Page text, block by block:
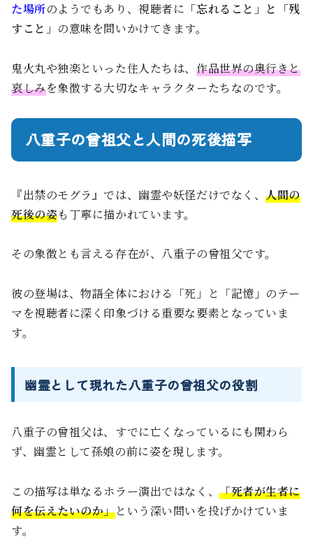
た場所のようでもあり、視聴者に 「忘れること」と「残
すこと」 の意味を問いかけてきます。
鬼火丸や独楽といった住人たちは、 作品世界の奥行きと
哀しみを象徴する大切なキャラクターたちなのです。
八重子の曾祖父と人間の死後描写
『出禁のモグラ』では、幽霊や妖怪だけでなく、人間の
死後の姿も丁寧に描かれています。
その象徴とも言える存在が、八重子の曾祖父です。
彼の登場は、物語全体における「死」と「記憶」のテー
マを視聴者に深く印象づける重要な要素となっていま
す。
幽霊として現れた八重子の曾祖父の役割
八重子の曾祖父は、すでに亡くなっているにも関わら
ず、幽霊として孫娘の前に姿を現します。
この描写は単なるホラー演出ではなく、「死者が生者に
何を伝えたいのか」という深い問いを投げかけていま
す。